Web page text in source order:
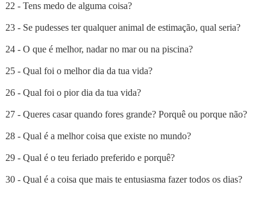
22 - Tens medo de alguma coisa?
23 - Se pudesses ter qualquer animal de estimação, qual seria?
24 - O que é melhor, nadar no mar ou na piscina?
25 - Qual foi o melhor dia da tua vida?
26 - Qual foi o pior dia da tua vida?
27 - Queres casar quando fores grande? Porquê ou porque não?
28 - Qual é a melhor coisa que existe no mundo?
29 - Qual é o teu feriado preferido e porquê?
30 - Qual é a coisa que mais te entusiasma fazer todos os dias?